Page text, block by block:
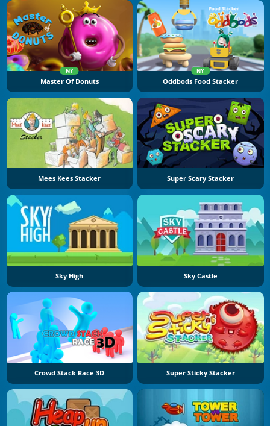
NY
Master Of Donuts
NY
Oddbods Food Stacker
Mees Kees Stacker Super Scary Stacker
Sky High Sky Castle
Crowd Stack Race 3D Super Sticky Stacker